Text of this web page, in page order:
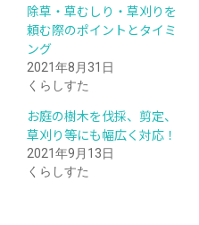
除草・草むしり・草刈りを
頼む際のポイントとタイミ
ング
2021年8月31日
くらしすた
お庭の樹木を伐採、剪定、
草刈り等にも幅広く対応！
2021年9月13日
くらしすた